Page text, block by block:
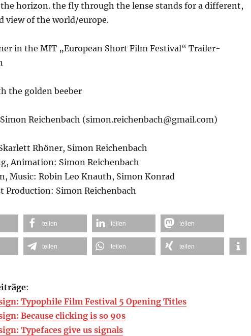
horizon. the fly through the lense stands for a different,
view of the world/europe.
in the MIT „European Short Film Festival“ Trailer-
the golden beeber
Reichenbach (simon.reichenbach@gmail.com)
Rhöner, Simon Reichenbach
Animation: Simon Reichenbach
Music: Robin Leo Knauth, Simon Konrad
Production: Simon Reichenbach
teilen teilen teilen
teilen teilen teilen
:
Typophile Film Festival 5 Opening Titles
Because clicking is so 90s
Typefaces give us signals